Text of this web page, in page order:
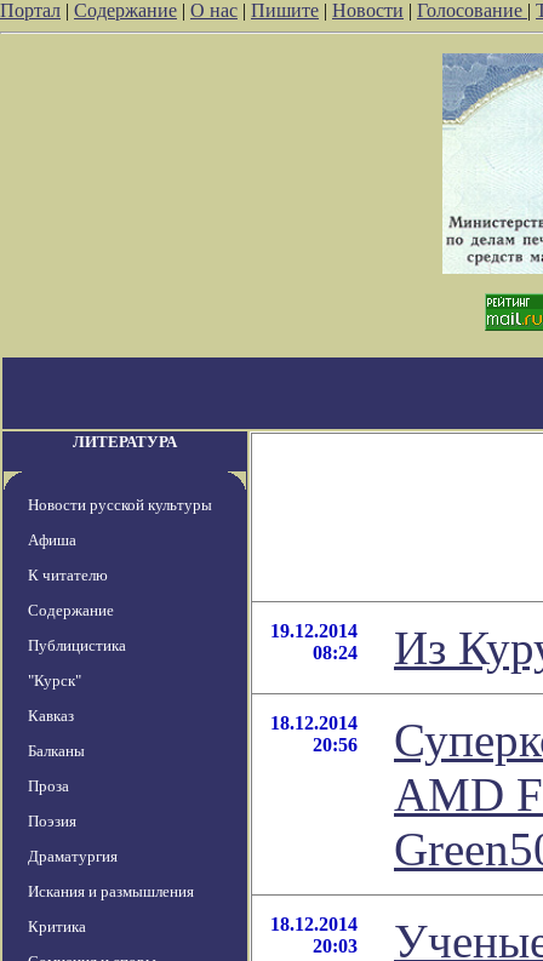
Портал | Содержание | О нас | Пишите | Новости | Голосование |
ЛИТЕРАТУРА
Новости русской культуры
Афиша
К читателю
Содержание
Публицистика
"Курск"
Кавказ
Балканы
Проза
Поэзия
Драматургия
Искания и размышления
Критика
19.12.2014
08:24
Из
18.12.2014
20:56
AMD
18.12.2014
20:03